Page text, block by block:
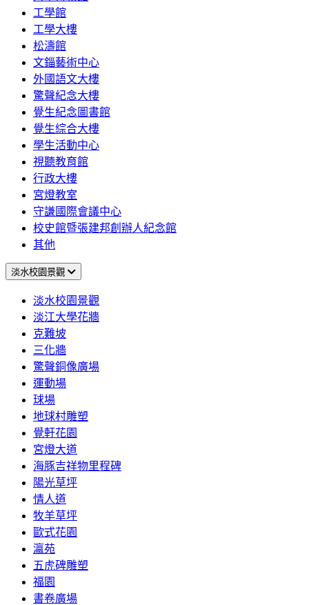
工學館
工學大樓
松濤館
文錙藝術中心
外國語文大樓
驚聲紀念大樓
覺生紀念圖書館
覺生綜合大樓
學生活動中心
視聽教育館
行政大樓
宮燈教室
守謙國際會議中心
校史館暨張建邦創辦人紀念館
其他
淡水校園景觀
淡水校園景觀
淡江大學花牆
克難坡
三化牆
驚聲銅像廣場
運動場
球場
地球村雕塑
覺軒花園
宮燈大道
海豚吉祥物里程碑
陽光草坪
情人道
牧羊草坪
歐式花園
瀛苑
五虎碑雕塑
福園
書卷廣場